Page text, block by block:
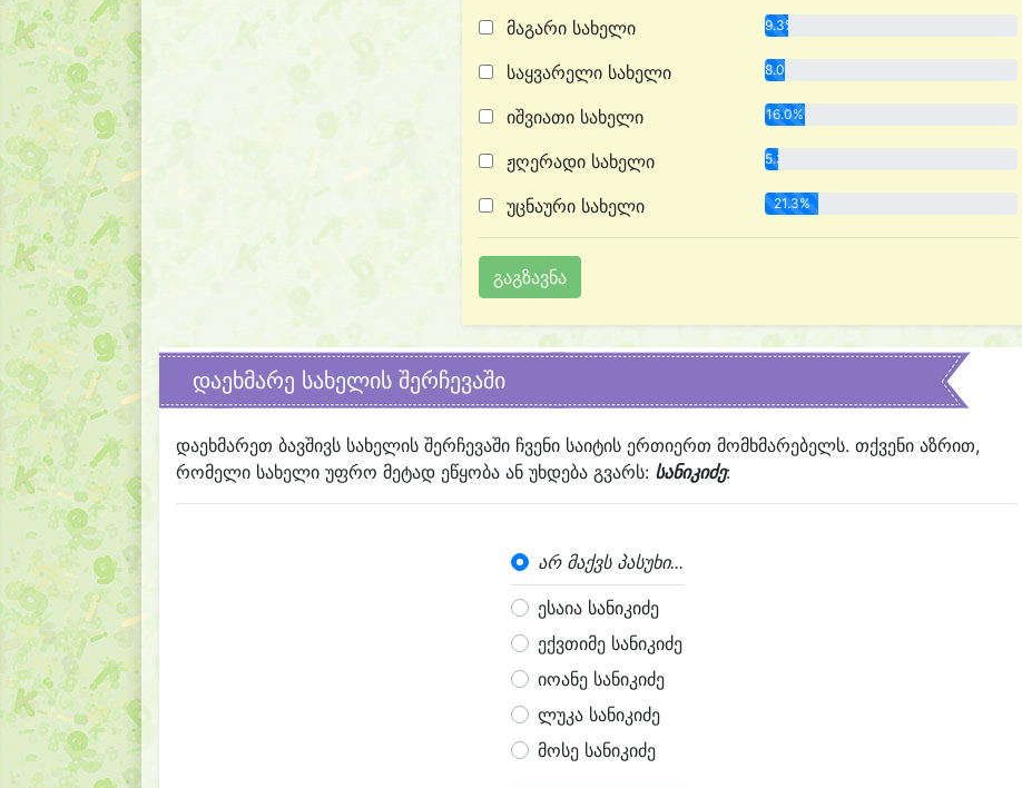
მაგარი სახელი 9.3%
საყვარელი სახელი 8.0%
იშვიათი სახელი 16.0%
ჟღერადი სახელი 5.3%
უცნაური სახელი 21.3%
დაეხმარე სახელის შერჩევაში
დაეხმარეთ ბავშივს სახელის შერჩევაში ჩვენი საიტის ერთიერთ მომხმარებელს. თქვენი აზრით,
რომელი სახელი უფრო მეტად ეწყობა ან უხდება გვარს: სანიკიძე:
არ მაქვს პასუხი...
ესაია სანიკიძე
ექვთიმე სანიკიძე
იოანე სანიკიძე
ლუკა სანიკიძე
მოსე სანიკიძე